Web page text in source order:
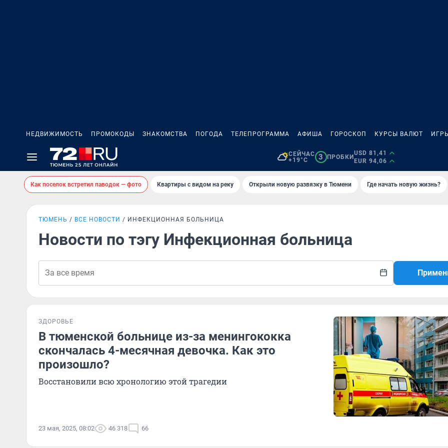
НЕДВИЖИМОСТЬ ПРОМОКОДЫ ЗНАКОМСТВА ПОГОДА ТЕЛЕПРОГРАММА АФИША ГОРОСКОП КУРСЫ ВАЛЮТ
СЕЙЧАС
+19°C
3 ПРОБКИ
USD 81,41
EUR 94,06
Как поселок встретил паводок — фото Квартиры с видом на реку Открыли новую развязку в Тюмени Где начать новую жизнь?
ТЮМЕНЬ ВСЕ НОВОСТИ ИНФЕКЦИОННАЯ БОЛЬНИЦА
Новости по тэгу Инфекционная больница
ЗДОРОВЬЕ
В тюменской больнице из-за менингококка
скончалась 4-месячная девочка. Как это
произошло?
Восстановили всю хронологию этой трагедии
23 мая, 2025, 08:02 46 318 66